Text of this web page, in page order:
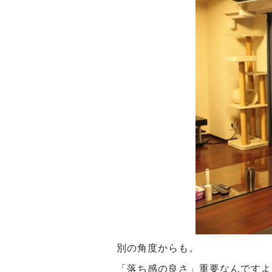
別の角度からも。
「落ち感の良さ」重要なんです